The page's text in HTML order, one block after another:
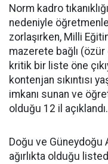
Norm kadro
nedeniyle
zorlaşırken, Milli
mazerete bağlı
kritik bir liste öne
kontenjan sıkıntısı
imkanı sunan ve
olduğu 12 il açıklandı.
Doğu ve
ağırlıkta olduğu